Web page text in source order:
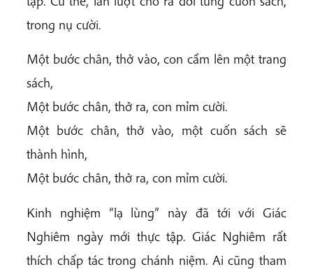
trong nụ cười.
Một bước chân, thở vào, con cầm lên một trang
sách,
Một bước chân, thở ra, con mỉm cười.
Một bước chân, thở vào, một cuốn sách sẽ
thành hình,
Một bước chân, thở ra, con mỉm cười.
Kinh nghiệm “lạ lùng” này đã tới với Giác
Nghiêm ngày mới thực tập. Giác Nghiêm rất
thích chấp tác trong chánh niệm. Ai cũng tham